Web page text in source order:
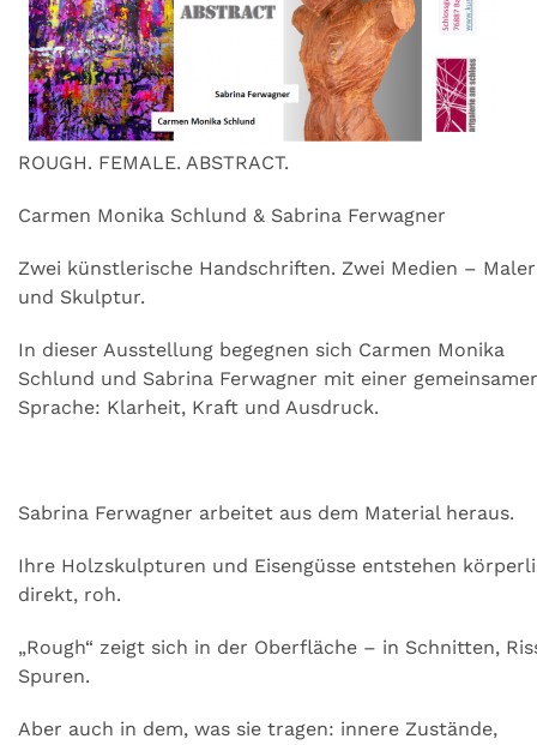
ROUGH. FEMALE. ABSTRACT.
Carmen Monika Schlund & Sabrina Ferwagner
Zwei künstlerische Handschriften. Zwei Medien –
und Skulptur.
In dieser Ausstellung begegnen sich Carmen Monika
Schlund und Sabrina Ferwagner mit einer
Sprache: Klarheit, Kraft und Ausdruck.
Sabrina Ferwagner arbeitet aus dem Material heraus.
Ihre Holzskulpturen und Eisengüsse entstehen
direkt, roh.
„Rough“ zeigt sich in der Oberfläche – in Schnitten,
Spuren.
Aber auch in dem, was sie tragen: innere Zustände,